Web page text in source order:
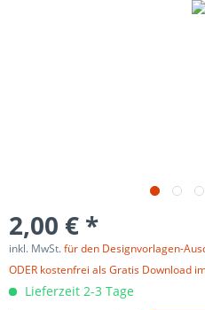
2,00 € *
inkl. MwSt.für den Designvorlagen-
ODER kostenfrei als Gratis Download
Lieferzeit 2-3 Tage